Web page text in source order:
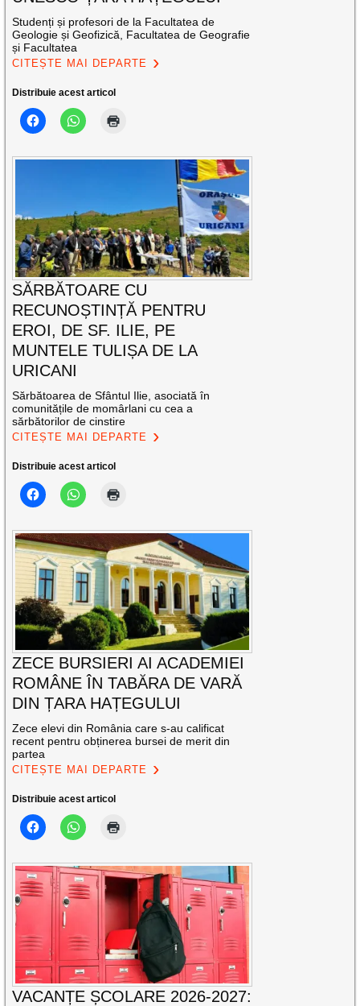
Studenți și profesori de la Facultatea de
Geologie și Geofizică, Facultatea de Geografie
și Facultatea
CITEȘTE MAI DEPARTE
Distribuie acest articol
SĂRBĂTOARE CU
RECUNOȘTINȚĂ PENTRU
EROI, DE SF. ILIE, PE
MUNTELE TULIȘA DE LA
URICANI
Sărbătoarea de Sfântul Ilie, asociată în
comunitățile de momârlani cu cea a
sărbătorilor de cinstire
CITEȘTE MAI DEPARTE
Distribuie acest articol
ZECE BURSIERI AI ACADEMIEI
ROMÂNE ÎN TABĂRA DE VARĂ
DIN ȚARA HAȚEGULUI
Zece elevi din România care s-au calificat
recent pentru obținerea bursei de merit din
partea
CITEȘTE MAI DEPARTE
Distribuie acest articol
VACANȚE ȘCOLARE 2026-2027: